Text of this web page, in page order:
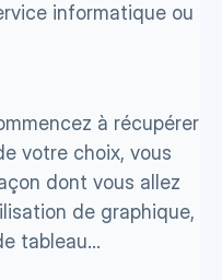
informatique ou
à récupérer
votre choix, vous
dont vous allez
de graphique,
tableau...